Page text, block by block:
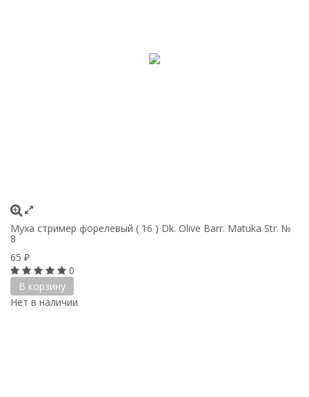
Муха стример форелевый ( 16 ) Dk. Olive Barr. Matuka Str. №
8
65 ₽
0
В корзину
Нет в наличии